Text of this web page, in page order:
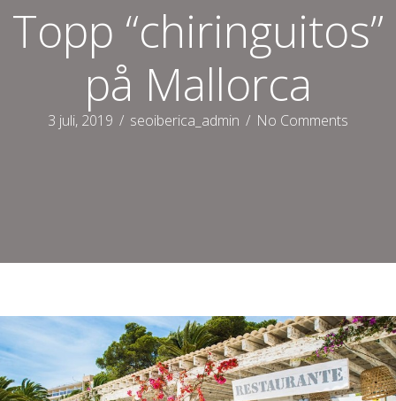
Topp “chiringuitos”
på Mallorca
3 juli, 2019 / seoiberica_admin / No Comments